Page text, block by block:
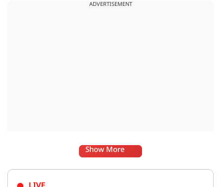
पहुँचना बेहद आसान है। गिनीज बुक ऑफ वर्ल्ड रिकॉर्ड्स ने इस सड़क के
ADVERTISEMENT
Show More